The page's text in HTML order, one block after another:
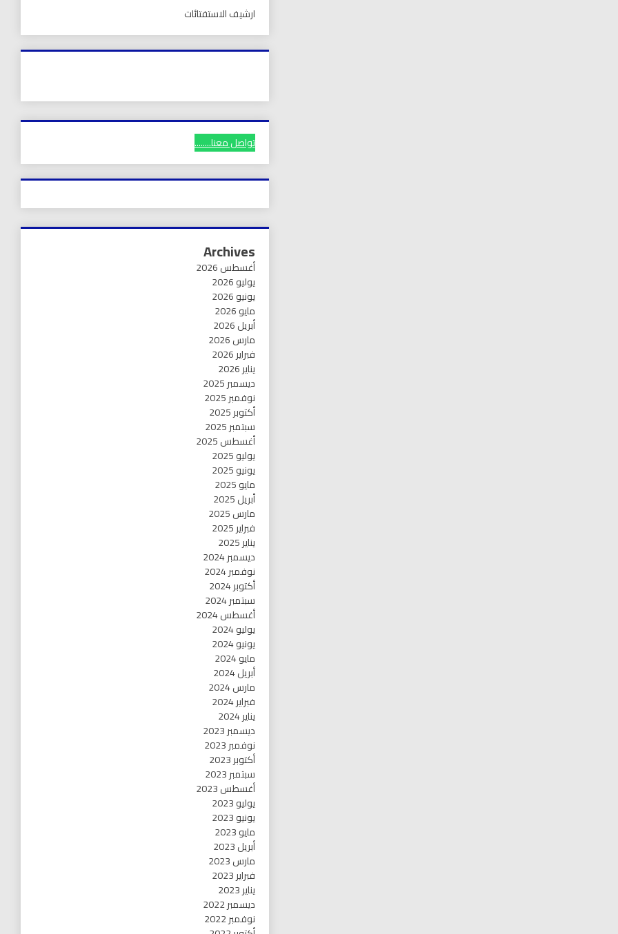
ارشيف الاستفتائات
تواصل معنا........
Archives
أغسطس 2026
يوليو 2026
يونيو 2026
مايو 2026
أبريل 2026
مارس 2026
فبراير 2026
يناير 2026
ديسمبر 2025
نوفمبر 2025
أكتوبر 2025
سبتمبر 2025
أغسطس 2025
يوليو 2025
يونيو 2025
مايو 2025
أبريل 2025
مارس 2025
فبراير 2025
يناير 2025
ديسمبر 2024
نوفمبر 2024
أكتوبر 2024
سبتمبر 2024
أغسطس 2024
يوليو 2024
يونيو 2024
مايو 2024
أبريل 2024
مارس 2024
فبراير 2024
يناير 2024
ديسمبر 2023
نوفمبر 2023
أكتوبر 2023
سبتمبر 2023
أغسطس 2023
يوليو 2023
يونيو 2023
مايو 2023
أبريل 2023
مارس 2023
فبراير 2023
يناير 2023
ديسمبر 2022
نوفمبر 2022